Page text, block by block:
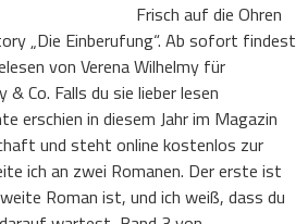
Frisch auf die Ohren
„Die Einberufung“. Ab sofort findest
von Verena Wilhelmy für
Co. Falls du sie lieber lesen
erschien in diesem Jahr im Magazin
und steht online kostenlos zur
ich an zwei Romanen. Der erste ist
Roman ist, und ich weiß, dass du